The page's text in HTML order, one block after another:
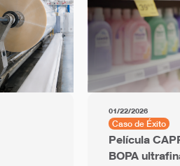
01/22/2026
Caso de Éxito
Película
BOPA